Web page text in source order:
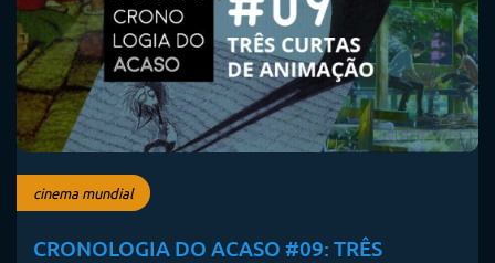
cinema mundial
CRONOLOGIA DO ACASO #09: TRÊS